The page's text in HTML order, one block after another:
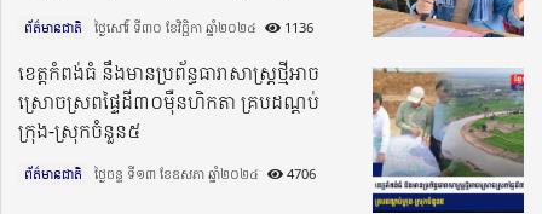
ព័ត៌មានជាតិ ថ្ងៃសៅរ៍ ទី៣០ ខែវិច្ឆិកា ឆ្នាំ២០២៤​ 1136
ខេត្តកំពង់ធំ នឹងមានប្រព័ន្ធធារាសាស្រ្តថ្មីអាច
ស្រោចស្រពផ្ទៃដី៣០ម៉ឺនហិកតា គ្របដណ្តប់
ក្រុង-ស្រុកចំនួន៥
ព័ត៌មានជាតិ ថ្ងៃចន្ទ ទី១៣ ខែឧសភា ឆ្នាំ២០២៤​ 4706